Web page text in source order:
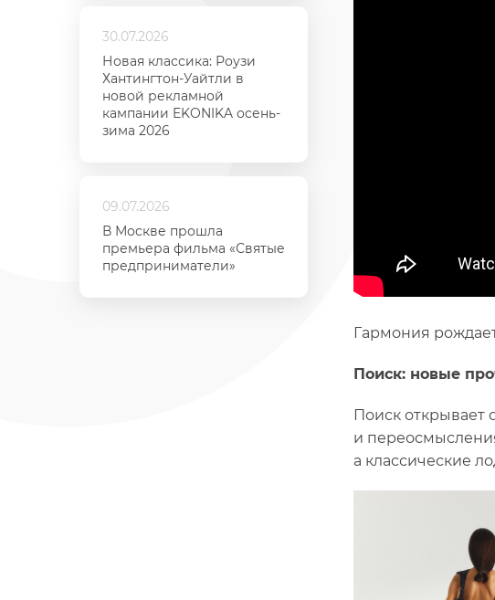
30.07.2026
Новая классика: Роузи
Хантингтон-Уайтли в
новой рекламной
кампании EKONIKA осень-
зима 2026
09.07.2026
В Москве прошла
премьера фильма «Святые
предприниматели»
Гармония
Поиск: новые
Поиск открывает
и
а классические